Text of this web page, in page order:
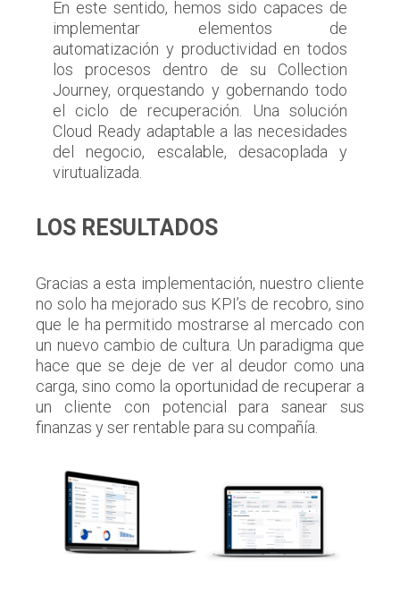
En este sentido, hemos sido capaces de
implementar elementos de
automatización y productividad en todos
los procesos dentro de su Collection
Journey, orquestando y gobernando todo
el ciclo de recuperación. Una solución
Cloud Ready adaptable a las necesidades
del negocio, escalable, desacoplada y
virutualizada.
LOS RESULTADOS
Gracias a esta implementación, nuestro cliente
no solo ha mejorado sus KPI’s de recobro, sino
que le ha permitido mostrarse al mercado con
un nuevo cambio de cultura. Un paradigma que
hace que se deje de ver al deudor como una
carga, sino como la oportunidad de recuperar a
un cliente con potencial para sanear sus
finanzas y ser rentable para su compañía.